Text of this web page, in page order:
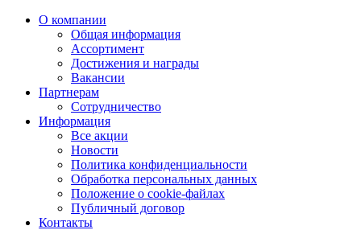
О компании
Общая информация
Ассортимент
Достижения и награды
Вакансии
Партнерам
Сотрудничество
Информация
Все акции
Новости
Политика конфиденциальности
Обработка персональных данных
Положение о cookie-файлах
Публичный договор
Контакты